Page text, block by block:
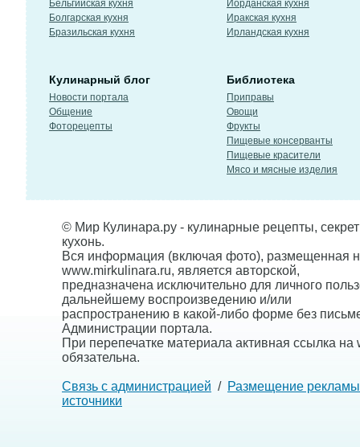
Бельгийская кухня
Болгарская кухня
Бразильская кухня
Иорданская кухня
Иракская кухня
Ирландская кухня
Кулинарный блог
Новости портала
Общение
Фоторецепты
Библиотека
Приправы
Овощи
Фрукты
Пищевые консерванты
Пищевые красители
Мясо и мясные изделия
© Мир Кулинара.ру - кулинарные рецепты,
кухонь.
Вся информация (включая фото), размещенная
www.mirkulinara.ru, является авторской,
предназначена исключительно для личного
дальнейшему воспроизведению и/или
распространению в какой-либо форме без
Администрации портала.
При перепечатке материала активная ссылка на
обязательна.
Связь с администрацией / Размещение рекламы
источники